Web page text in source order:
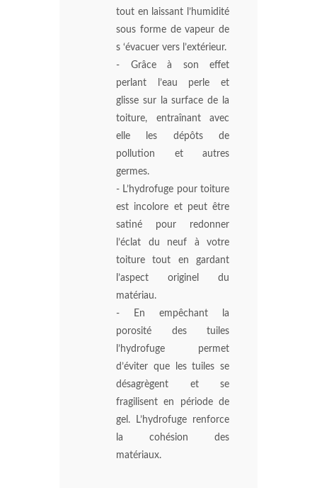
tout en laissant l’humidité
sous forme de vapeur de
s ‘évacuer vers l’extérieur.
- Grâce à son effet
perlant l’eau perle et
glisse sur la surface de la
toiture, entraînant avec
elle les dépôts de
pollution et autres
germes.
- L’hydrofuge pour toiture
est incolore et peut être
satiné pour redonner
l’éclat du neuf à votre
toiture tout en gardant
l’aspect originel du
matériau.
- En empêchant la
porosité des tuiles
l’hydrofuge permet
d’éviter que les tuiles se
désagrègent et se
fragilisent en période de
gel. L’hydrofuge renforce
la cohésion des
matériaux.